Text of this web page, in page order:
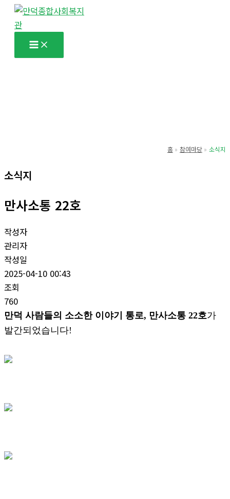
홈 참여마당 소식지
소식지
만사소통 22호
작성자
관리자
작성일
2025-04-10 00:43
조회
760
만덕 사람들의 소소한 이야기 통로, 만사소통 22호가
발간되었습니다!